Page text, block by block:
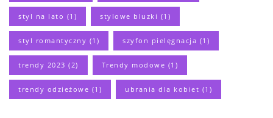
styl na lato (1) stylowe bluzki (1)
styl romantyczny (1) szyfon pielęgnacja (1)
trendy 2023 (2) Trendy modowe (1)
trendy odzieżowe (1) ubrania dla kobiet (1)